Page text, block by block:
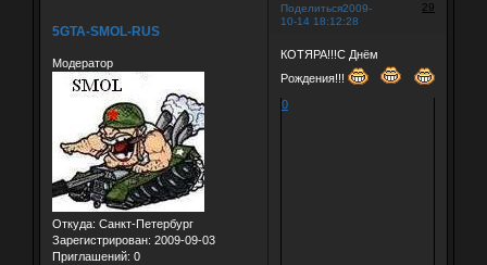
Поделиться 29
2009-
10-14 18:12:28
5GTA-SMOL-RUS
Модератор
Откуда: Санкт-Петербург
Зарегистрирован: 2009-09-03
Приглашений: 0
КОТЯРА!!!С Днём
Рождения!!!
0